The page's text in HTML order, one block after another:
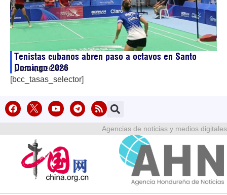
Tenistas cubanos abren paso a octavos en Santo
Domingo 2026
julio 24, 202614:57
[bcc_tasas_selector]
Agencias de noticias y medios digitales